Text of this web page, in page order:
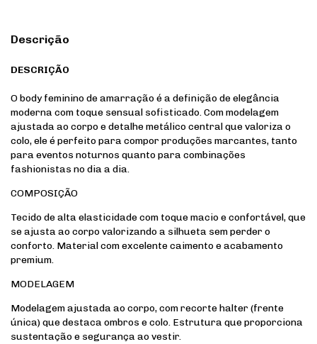
Descrição
DESCRIÇÃO
O body feminino de amarração é a definição de elegância
moderna com toque sensual sofisticado. Com modelagem
ajustada ao corpo e detalhe metálico central que valoriza o
colo, ele é perfeito para compor produções marcantes, tanto
para eventos noturnos quanto para combinações
fashionistas no dia a dia.
COMPOSIÇÃO
Tecido de alta elasticidade com toque macio e confortável, que
se ajusta ao corpo valorizando a silhueta sem perder o
conforto. Material com excelente caimento e acabamento
premium.
MODELAGEM
Modelagem ajustada ao corpo, com recorte halter (frente
única) que destaca ombros e colo. Estrutura que proporciona
sustentação e segurança ao vestir.